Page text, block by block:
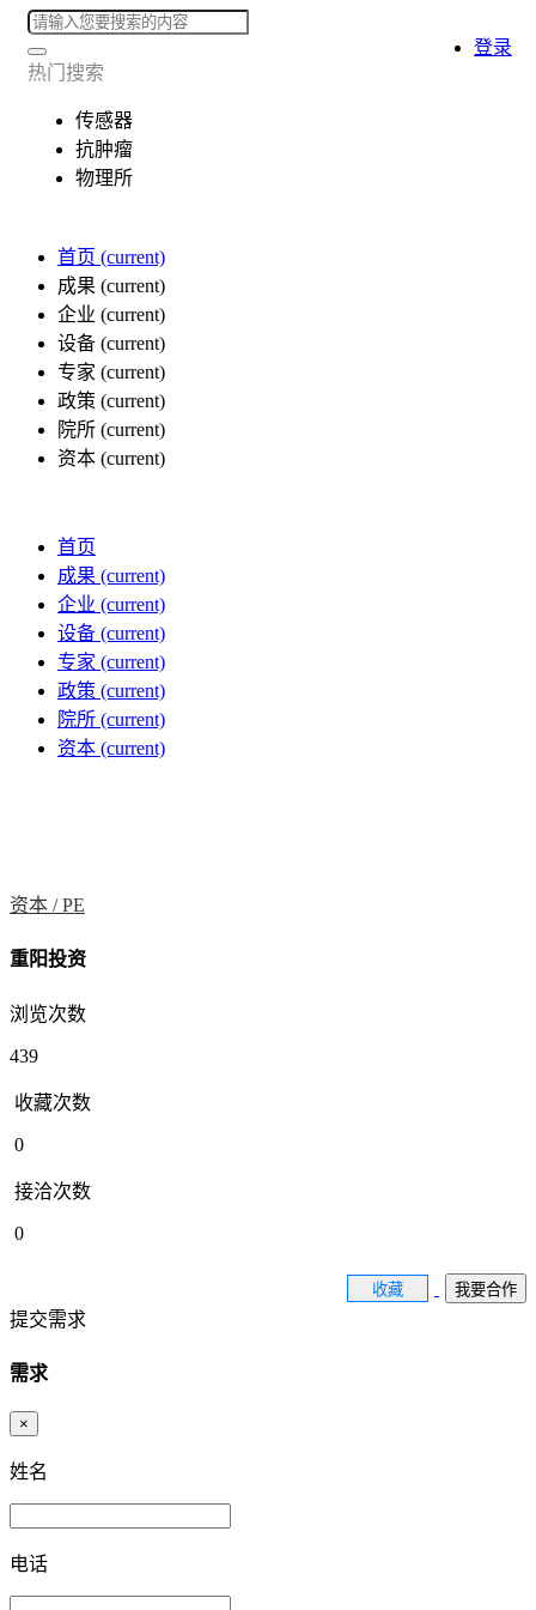
热门搜索
传感器
抗肿瘤
物理所
首页 (current)
成果 (current)
企业 (current)
设备 (current)
专家 (current)
政策 (current)
院所 (current)
资本 (current)
登录
首页
成果 (current)
企业 (current)
设备 (current)
专家 (current)
政策 (current)
院所 (current)
资本 (current)
资本 /PE
重阳投资
浏览次数
439
收藏次数
0
接洽次数
0
收藏 我要合作
提交需求
需求
×
姓名
电话